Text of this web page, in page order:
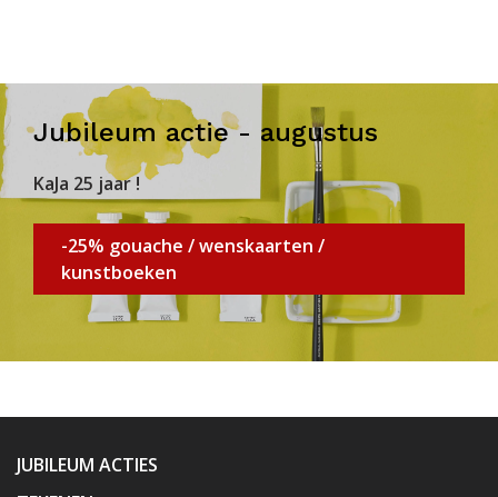
Jubileum actie - augustus
KaJa 25 jaar !
-25% gouache / wenskaarten /
kunstboeken
JUBILEUM ACTIES